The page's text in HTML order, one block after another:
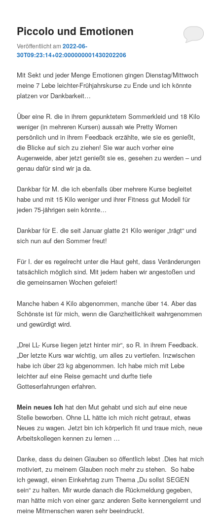
Piccolo und Emotionen
Veröffentlicht am2022-06-
30T09:23:14+02:000000001430202206
Mit Sekt und jeder Menge Emotionen gingen Dienstag/Mittwoch
meine 7 Lebe leichter-Frühjahrskurse zu Ende und ich könnte
platzen vor Dankbarkeit…
Über eine R. die in ihrem gepunktetem Sommerkleid und 18 Kilo
weniger (in mehreren Kursen) aussah wie Pretty Women
persönlich und in ihrem Feedback erzählte, wie sie es genießt,
die Blicke auf sich zu ziehen! Sie war auch vorher eine
Augenweide, aber jetzt genießt sie es, gesehen zu werden – und
genau dafür sind wir ja da.
Dankbar für M. die ich ebenfalls über mehrere Kurse begleitet
habe und mit 15 Kilo weniger und ihrer Fitness gut Modell für
jeden 75-jährigen sein könnte…
Dankbar für E. die seit Januar glatte 21 Kilo weniger „trägt“ und
sich nun auf den Sommer freut!
Für I. der es regelrecht unter die Haut geht, dass Veränderungen
tatsächlich möglich sind. Mit jedem haben wir angestoßen und
die gemeinsamen Wochen gefeiert!
Manche haben 4 Kilo abgenommen, manche über 14. Aber das
Schönste ist für mich, wenn die Ganzheitlichkeit wahrgenommen
und gewürdigt wird.
„Drei LL- Kurse liegen jetzt hinter mir“, so R. in ihrem Feedback.
„Der letzte Kurs war wichtig, um alles zu vertiefen. Inzwischen
habe ich über 23 kg abgenommen. Ich habe mich mit Lebe
leichter auf eine Reise gemacht und durfte tiefe
Gotteserfahrungen erfahren.
Mein neues Ich hat den Mut gehabt und sich auf eine neue
Stelle beworben. Ohne LL hätte ich mich nicht getraut, etwas
Neues zu wagen. Jetzt bin ich körperlich fit und traue mich, neue
Arbeitskollegen kennen zu lernen …
Danke, dass du deinen Glauben so öffentlich lebst .Dies hat mich
motiviert, zu meinem Glauben noch mehr zu stehen. So habe
ich gewagt, einen Einkehrtag zum Thema „Du sollst SEGEN
sein“ zu halten. Mir wurde danach die Rückmeldung gegeben,
man hätte mich von einer ganz anderen Seite kennengelernt und
meine Mitmenschen waren sehr beeindruckt.